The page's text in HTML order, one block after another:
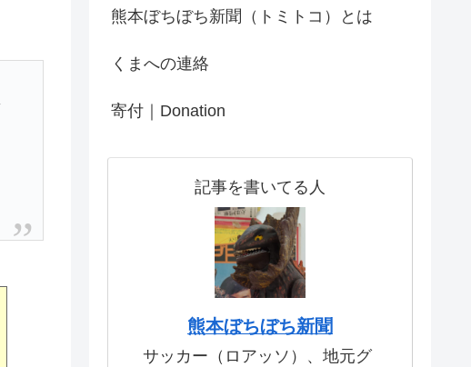
熊本ぼちぼち新聞（トミトコ）とは
くまへの連絡
寄付｜Donation
記事を書いてる人
熊本ぼちぼち新聞
サッカー（ロアッソ）、地元グ